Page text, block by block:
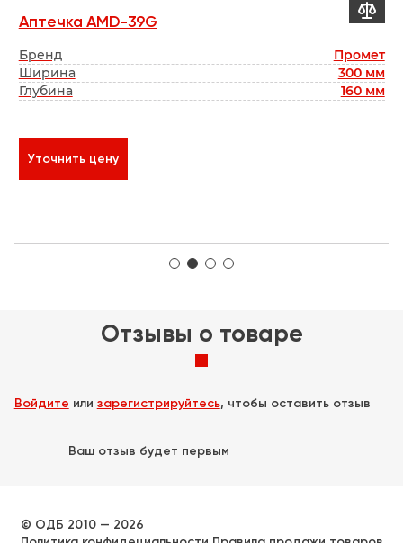
Аптечка AMD-39G
Бренд
Промет
Ширина
300 мм
Глубина
160 мм
Уточнить цену

Отзывы о товаре
Войдите или зарегистрируйтесь, чтобы оставить отзыв
Ваш отзыв будет первым
© ОДБ 2010 — 2026